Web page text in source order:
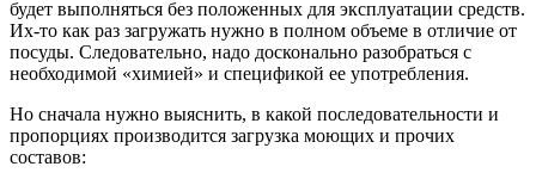
будет выполняться без положенных для эксплуатации средств.
Их-то как раз загружать нужно в полном объеме в отличие от
посуды. Следовательно, надо досконально разобраться с
необходимой «химией» и спецификой ее употребления.
Но сначала нужно выяснить, в какой последовательности и
пропорциях производится загрузка моющих и прочих
составов: